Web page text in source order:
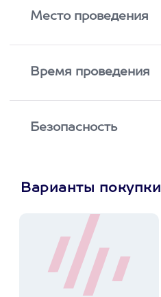
Место проведения
Время проведения
Безопасность
Варианты покупки